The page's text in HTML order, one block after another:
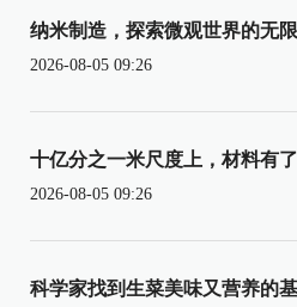
纳米制造，探索微观世界的无
2026-08-05 09:26
十亿分之一米尺度上，材料有
2026-08-05 09:26
科学家找到生菜美味又营养的